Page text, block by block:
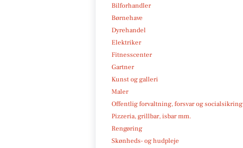
Bilforhandler
Børnehave
Dyrehandel
Elektriker
Fitnesscenter
Gartner
Kunst og galleri
Maler
Offentlig forvaltning, forsvar og socialsikring
Pizzeria, grillbar, isbar mm.
Rengøring
Skønheds- og hudpleje